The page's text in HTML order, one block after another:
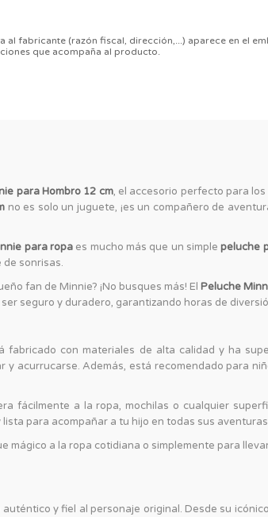
al fabricante (razón fiscal, dirección,...) aparece en el
que acompaña al producto.
para Hombro 12 cm, el accesorio perfecto para
no es solo un juguete, ¡es un compañero de
para ropa es mucho más que un simplepeluche
de sonrisas.
fan de Minnie? ¡No busques más! El Peluche
seguro y duradero, garantizando horas de
fabricado con materiales de alta calidad y ha
acurrucarse. Además, está recomendado para
fácilmente a la ropa, mochilas o cualquier
para acompañar a tu hijo en todas sus
a la ropa cotidiana o simplemente para
y fiel al personaje original. Desde su